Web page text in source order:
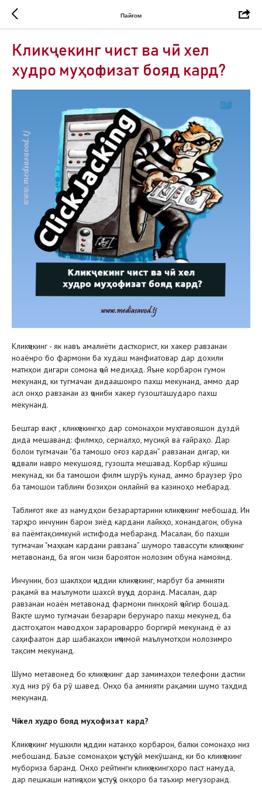
Пайғом
Кликҷекинг чист ва чӣ хел
худро муҳофизат бояд кард?
Кликҷекинг - як навъ амалиёти дасткорист, ки хакер равзанаи
ноаёнро бо фармони ба худаш манфиатовар дар дохили
матнҳои дигари сомона ҷой медиҳад. Яъне корбарон гумон
мекунанд, ки тугмачаи дидаашонро пахш мекунанд, аммо дар
асл онҳо равзанаи аз ҷониби хакер гузошташударо пахш
мекунанд.
Бештар вақт , кликҷекингҳо дар сомонаҳои муҳтавояшон дуздӣ
дида мешаванд: филмҳо, сериалҳо, мусиқӣ ва ғайраҳо. Дар
болои тугмачаи "ба тамошо оғоз кардан” равзанаи дигар, ки
ҷадвали навро мекушояд, гузошта мешавад. Корбар кӯшиш
мекунад, ки ба тамошои филм шурӯъ кунад, аммо браузер ӯро
ба тамошои таблиғи бозиҳои онлайнӣ ва казиноҳо мебарад.
Таблиғот яке аз намудҳои безарартарини кликҷекинг мебошад. Ин
тарҳро инчунин барои зиёд кардани лайкҳо, хонандагон, обуна
ва паёмтақсимкунӣ истифода мебаранд. Масалан, бо пахши
тугмачаи "маҳкам кардани равзана” шуморо тавассути кликҷекинг
метавонанд, ба ягон чизи бароятон нолозим обуна намоянд.
Инчунин, боз шаклҳои ҷиддии кликҷекинг, марбут ба амнияти
рақамӣ ва маълумоти шахсӣ вуҷуд доранд. Масалан, дар
равзанаи ноаён метавонад фармони пинҳонӣ ҷойгир бошад.
Вақте шумо тугмачаи безарари берунаро пахш мекунед, ба
дастгоҳатон маводҳои зарароварро боргирӣ мекунанд ё аз
саҳифаатон дар шабакаҳои иҷтимоӣ маълумотҳои нолозимро
тақсим мекунанд.
Шумо метавонед бо кликҷекинг дар замимаҳои телефони дастии
худ низ рӯ ба рӯ шавед. Онҳо ба амнияти рақамии шумо таҳдид
мекунанд.
Чӣ хел худро бояд муҳофизат кард?
Кликҷекинг мушкили ҷиддии натанҳо корбарон, балки сомонаҳо низ
мебошанд. Баъзе сомонаҳои ҷустуҷӯӣ мекӯшанд, ки бо кликҷекинг
мубориза баранд. Онҳо рейтинги кликҷекингҳоро паст намуда,
дар пешкаши натиҷаҳои ҷустуҷӯ онҳоро ба таъхир мегузоранд.